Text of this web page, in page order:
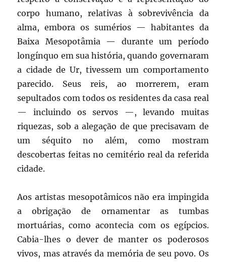
corpo humano, relativas à sobrevivência da
alma, embora os sumérios — habitantes da
Baixa Mesopotâmia — durante um período
longínquo em sua história, quando governaram
a cidade de Ur, tivessem um comportamento
parecido. Seus reis, ao morrerem, eram
sepultados com todos os residentes da casa real
— incluindo os servos —, levando muitas
riquezas, sob a alegação de que precisavam de
um séquito no além, como mostram
descobertas feitas no cemitério real da referida
cidade.
Aos artistas mesopotâmicos não era impingida
a obrigação de ornamentar as tumbas
mortuárias, como acontecia com os egípcios.
Cabia-lhes o dever de manter os poderosos
vivos, mas através da memória de seu povo. Os